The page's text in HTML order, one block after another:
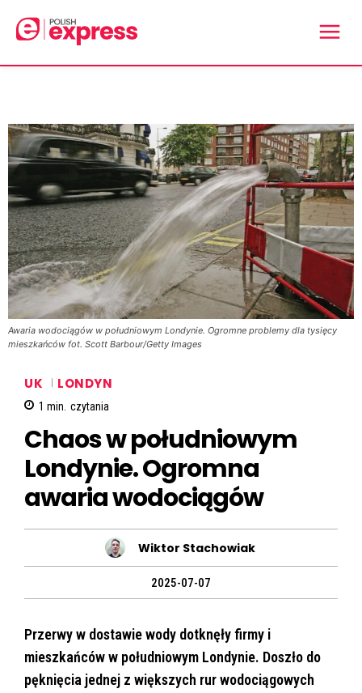
Awaria wodociągów w południowym Londynie. Ogromne problemy dla tysięcy
mieszkańców fot. Scott Barbour/Getty Images
UK LONDYN
1 min. czytania
Chaos w południowym
Londynie. Ogromna
awaria wodociągów
Wiktor Stachowiak
2025-07-07
Przerwy w dostawie wody dotknęły firmy i
mieszkańców w południowym Londynie. Doszło do
pęknięcia jednej z większych rur wodociągowych